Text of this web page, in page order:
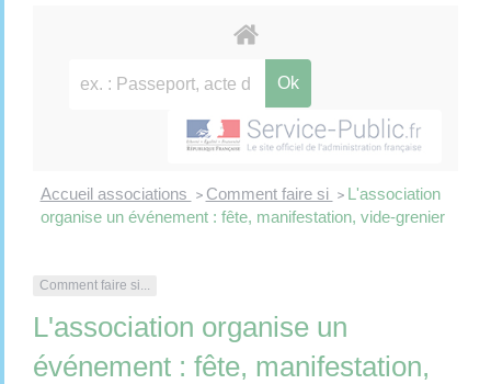
Accueil associations > Comment faire si > L'association
organise un événement : fête, manifestation, vide-grenier
Comment faire si...
L'association organise un
événement : fête, manifestation,